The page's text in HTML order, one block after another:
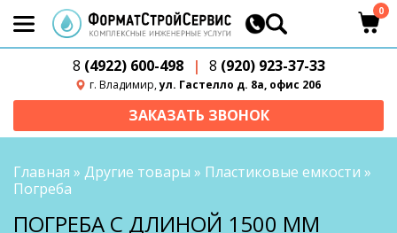
8 (4922) 600-498 | 8 (920) 923-37-33
г. Владимир,ул. Гастелло д. 8а, офис 206
0
ЗАКАЗАТЬ ЗВОНОК
Главная » Другие товары » Пластиковые емкости »
Погреба
ПОГРЕБА С ДЛИНОЙ 1500 ММ